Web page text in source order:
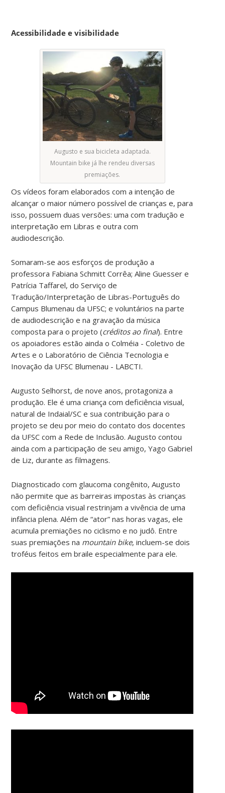
Acessibilidade e visibilidade
Augusto e sua bicicleta adaptada.
Mountain bike já lhe rendeu diversas
premiações.
Os vídeos foram elaborados com a intenção de
alcançar o maior número possível de crianças e, para
isso, possuem duas versões: uma com tradução e
interpretação em Libras e outra com
audiodescrição.
Somaram-se aos esforços de produção a
professora Fabiana Schmitt Corrêa; Aline Guesser e
Patrícia Taffarel, do Serviço de
Tradução/Interpretação de Libras-Português do
Campus Blumenau da UFSC; e voluntários na parte
de audiodescrição e na gravação da música
composta para o projeto (créditos ao final). Entre
os apoiadores estão ainda o Colméia - Coletivo de
Artes e o Laboratório de Ciência Tecnologia e
Inovação da UFSC Blumenau - LABCTI.
Augusto Selhorst, de nove anos, protagoniza a
produção. Ele é uma criança com deficiência visual,
natural de Indaial/SC e sua contribuição para o
projeto se deu por meio do contato dos docentes
da UFSC com a Rede de Inclusão. Augusto contou
ainda com a participação de seu amigo, Yago Gabriel
de Liz, durante as filmagens.
Diagnosticado com glaucoma congênito, Augusto
não permite que as barreiras impostas às crianças
com deficiência visual restrinjam a vivência de uma
infância plena. Além de “ator” nas horas vagas, ele
acumula premiações no ciclismo e no judô. Entre
suas premiações na mountain bike, incluem-se dois
troféus feitos em braile especialmente para ele.